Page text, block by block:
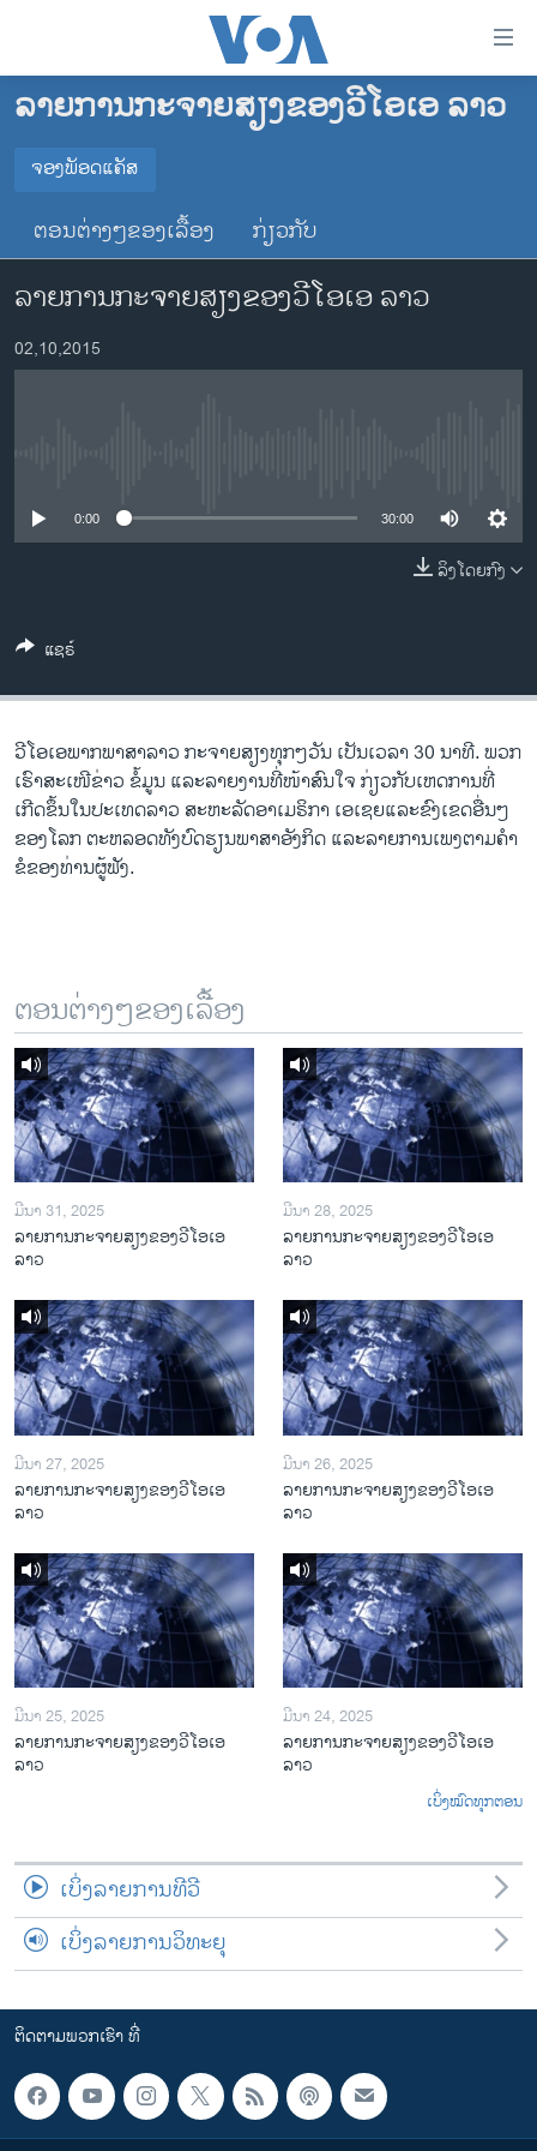
ເຂົ້າ
ຂ້າມ
ໄປ
ຊອກ
ຄົ້ນ
ໂຮມເພຈ
ລາວ
ອາເມຣິກາ
ການເລືອກຕັ້ງ ປະທານາທີບໍດີ ສະຫະລັດ 2024
ຂ່າວ​ຈີນ
ໂລກ
ຊຸມຊົນຊາວລາວ
ພາສາອັງກິດ
ວີດີໂອ
ລາຍການກະຈາຍສຽງ
ລາຍງານ
ຕິດຕາມພວກເຮົາ ທີ່
ລາຍການກະຈາຍສຽງຂອງວີໂອເອ ລາວ
ຈອງພັອດແຄັສ
ຈອງພັອດແຄັສ
ຕອນຕ່າງໆຂອງເລື້ອງ ກ່ຽວກັບ
ລາຍການກະຈາຍສຽງຂອງວີໂອເອ ລາວ
02,10,2015
0:00 30:00
ລິງໂດຍກົງ
ແຊຣ໌
ວີ​ໂອ​ເອພາກ​ພາສາ​ລາວ​ ກະຈາຍສຽງ​ທຸກໆ​ວັນ ​ເປັນ​ເວລາ 30 ນາທີ. ພວກ​
ເຮົາ​ສະ​ເໜີຂ່າວ ຂໍ້​ມູນ ​ແລະ​ລາຍ​ງານ​ທີ່​ໜ້າ​ສົນ​ໃຈ ກ່ຽວກັບ​​ເຫດການ​​ທີ່​
ເກີດ​ຂຶ້ນ​ໃນ​ປະ​ເທດ​ລາວ ສະຫະລັດ​ອ​າ​ເມ​ຣິ​ກາ ​ເອ​ເຊຍ​ແລະ​ຂົງເຂດ​ອື່ນໆ​
ຂອງ​ໂລກ ຕະຫລອດ​ທັງ​ບົດຮຽນ​ພາສາ​ອັງກິດ ​ແລະ​ລາຍການ​ເພງ​ຕາມ​ຄຳ​
ຂໍ​ຂອງ​ທ່ານ​ຜູ້​ຟັງ.
ຕອນຕ່າງໆຂອງເລື້ອງ
ມີນາ 31, 2025
ລາຍການກະຈາຍສຽງຂອງວີໂອເອ
ລາວ
ມີນາ 28, 2025
ລາຍການກະຈາຍສຽງຂອງວີໂອເອ
ລາວ
ມີນາ 27, 2025
ລາຍການກະຈາຍສຽງຂອງວີໂອເອ
ລາວ
ມີນາ 26, 2025
ລາຍການກະຈາຍສຽງຂອງວີໂອເອ
ລາວ
ມີນາ 25, 2025
ລາຍການກະຈາຍສຽງຂອງວີໂອເອ
ລາວ
ມີນາ 24, 2025
ລາຍການກະຈາຍສຽງຂອງວີໂອເອ
ລາວ
ເບິ່ງໝົດທຸກຕອນ
ເບິ່ງລາຍການທີວີ
ເບິ່ງລາຍການວິທະຍຸ
ຕິດຕາມພວກເຮົາ ທີ່